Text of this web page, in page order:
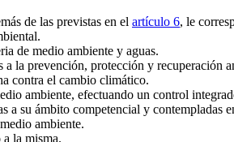
de las previstas en el artículo 6, le
de medio ambiente y aguas.
la prevención, protección y recuperación
contra el cambio climático.
ambiente, efectuando un control
a su ámbito competencial y
ambiente.
la misma.